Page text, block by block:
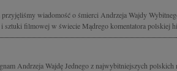
wiadomość o śmierci Andrzeja Wajdy
sztuki filmowej w świecie Mądrego komentatora polskiej
Andrzeja Wajdę Jednego z najwybitniejszych